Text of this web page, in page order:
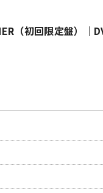
（初回限定盤）｜